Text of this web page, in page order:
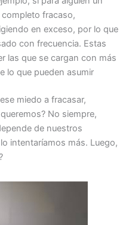
fracaso,
en exceso, por lo que
con frecuencia. Estas
las que se cargan con más
lo que pueden asumir
miedo a fracasar,
No siempre,
de nuestros
intentaríamos más. Luego,